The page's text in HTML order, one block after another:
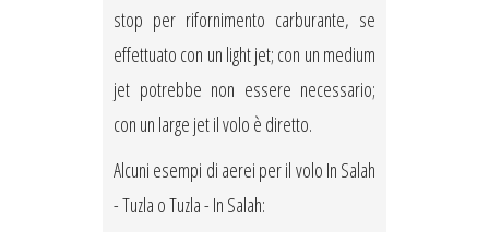
stop per rifornimento carburante, se
effettuato con un light jet; con un medium
jet potrebbe non essere necessario;
con un large jet il volo è diretto.
Alcuni esempi di aerei per il volo In Salah
- Tuzla o Tuzla - In Salah: